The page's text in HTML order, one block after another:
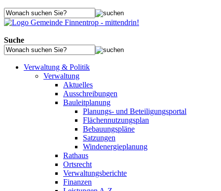
Suche
Verwaltung & Politik
Verwaltung
Aktuelles
Ausschreibungen
Bauleitplanung
Planungs- und Beteiligungsportal
Flächennutzungsplan
Bebauungspläne
Satzungen
Windenergieplanung
Rathaus
Ortsrecht
Verwaltungsberichte
Finanzen